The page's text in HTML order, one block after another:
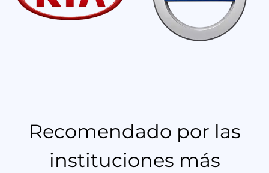
Recomendado por las
instituciones más